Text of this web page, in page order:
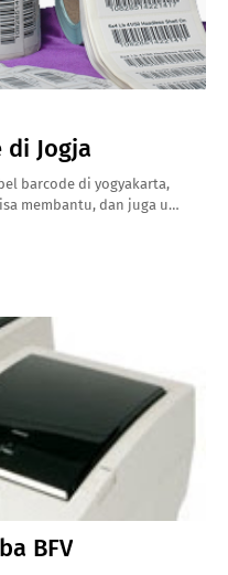
Jogja
barcode di yogyakarta,
membantu, dan juga u…
BFV